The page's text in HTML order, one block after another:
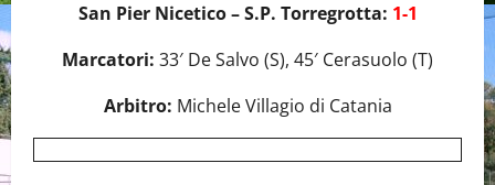
San Pier Nicetico – S.P. Torregrotta: 1-1
Marcatori: 33′ De Salvo (S), 45′ Cerasuolo (T)
Arbitro: Michele Villagio di Catania